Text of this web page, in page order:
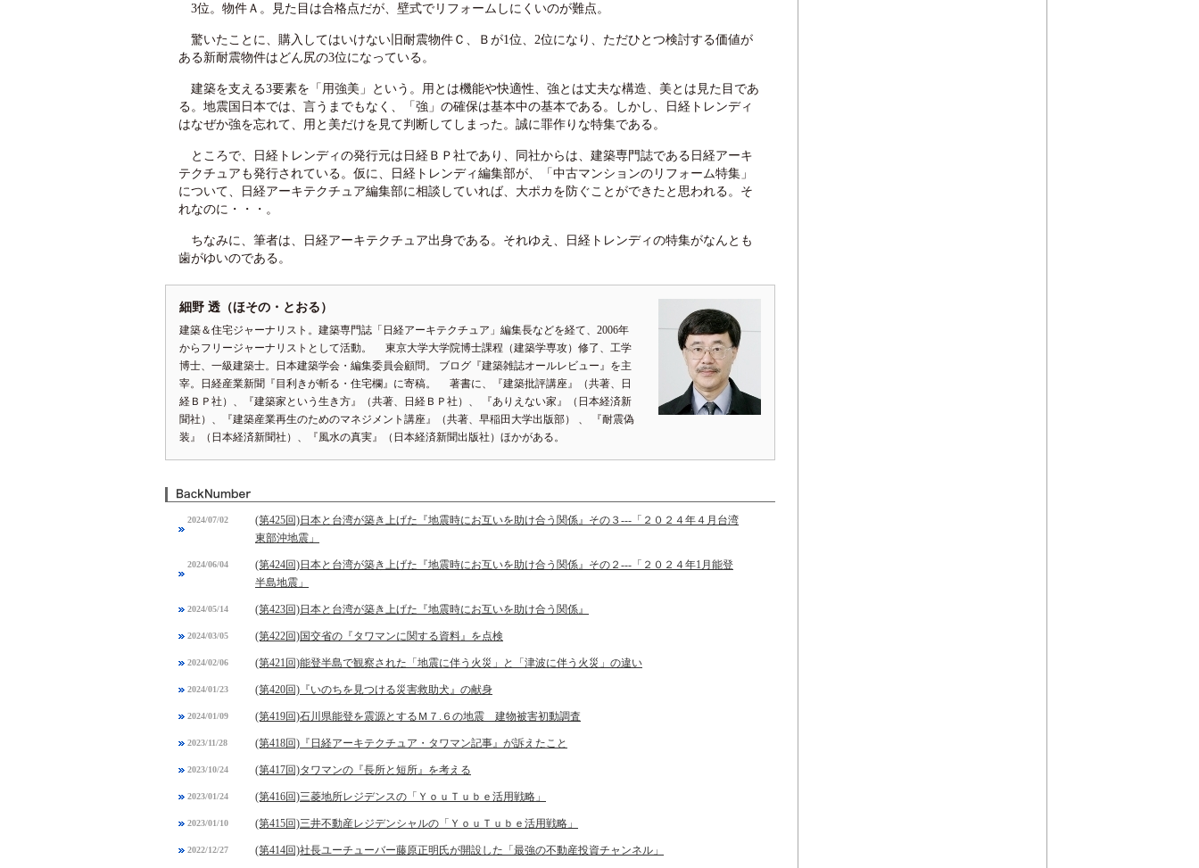
3位。物件Ａ。見た目は合格点だが、壁式でリフォームしにくいのが難点。
驚いたことに、購入してはいけない旧耐震物件Ｃ、Ｂが1位、2位になり、ただひとつ検討する価値が
ある新耐震物件はどん尻の3位になっている。
建築を支える3要素を「用強美」という。用とは機能や快適性、強とは丈夫な構造、美とは見た目であ
る。地震国日本では、言うまでもなく、「強」の確保は基本中の基本である。しかし、日経トレンディ
はなぜか強を忘れて、用と美だけを見て判断してしまった。誠に罪作りな特集である。
ところで、日経トレンディの発行元は日経ＢＰ社であり、同社からは、建築専門誌である日経アーキ
テクチュアも発行されている。仮に、日経トレンディ編集部が、「中古マンションのリフォーム特集」
について、日経アーキテクチュア編集部に相談していれば、大ポカを防ぐことができたと思われる。そ
れなのに・・・。
ちなみに、筆者は、日経アーキテクチュア出身である。それゆえ、日経トレンディの特集がなんとも
歯がゆいのである。
細野 透（ほその・とおる）
建築＆住宅ジャーナリスト。建築専門誌「日経アーキテクチュア」編集長などを経て、2006年
からフリージャーナリストとして活動。 東京大学大学院博士課程（建築学専攻）修了、工学
博士、一級建築士。日本建築学会・編集委員会顧問。 ブログ『建築雑誌オールレビュー』を主
宰。日経産業新聞『目利きが斬る・住宅欄』に寄稿。 著書に、『建築批評講座』（共著、日
経ＢＰ社）、『建築家という生き方』（共著、日経ＢＰ社）、 『ありえない家』（日本経済新
聞社）、『建築産業再生のためのマネジメント講座』（共著、早稲田大学出版部） 、 『耐震偽
装』（日本経済新聞社）、『風水の真実』（日本経済新聞出版社）ほかがある。
2024/07/02
(第425回)日本と台湾が築き上げた『地震時にお互いを助け合う関係』その３---「２０２４年４月台湾
東部沖地震」
2024/06/04
(第424回)日本と台湾が築き上げた『地震時にお互いを助け合う関係』その２---「２０２４年1月能登
半島地震」
2024/05/14 (第423回)日本と台湾が築き上げた『地震時にお互いを助け合う関係』
2024/03/05 (第422回)国交省の『タワマンに関する資料』を点検
2024/02/06 (第421回)能登半島で観察された「地震に伴う火災」と「津波に伴う火災」の違い
2024/01/23 (第420回)『いのちを見つける災害救助犬』の献身
2024/01/09 (第419回)石川県能登を震源とするＭ７.６の地震 建物被害初動調査
2023/11/28 (第418回)『日経アーキテクチュア・タワマン記事』が訴えたこと
2023/10/24 (第417回)タワマンの『長所と短所』を考える
2023/01/24 (第416回)三菱地所レジデンスの「ＹｏｕＴｕｂｅ活用戦略」
2023/01/10 (第415回)三井不動産レジデンシャルの「ＹｏｕＴｕｂｅ活用戦略」
2022/12/27 (第414回)社長ユーチューバー藤原正明氏が開設した「最強の不動産投資チャンネル」